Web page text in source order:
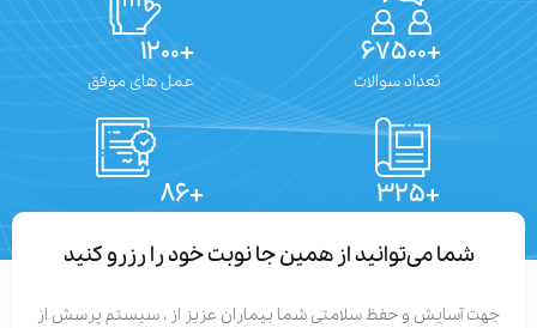
تعداد سوالات عمل های موفق
شما می‌توانید از همین جا نوبت خود را رزرو کنید
آسایش و حفظ سلامتی شما بیماران عزیز از ، سیستم پرسش از